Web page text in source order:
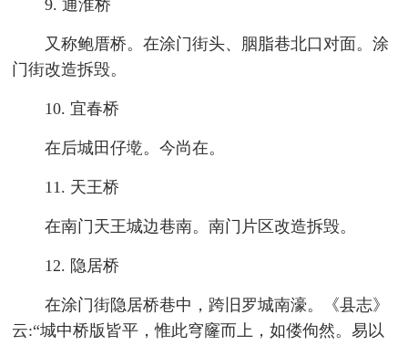
9. 通淮桥
又称鲍厝桥。在涂门街头、胭脂巷北口对面。涂
门街改造拆毁。
10. 宜春桥
在后城田仔墘。今尚在。
11. 天王桥
在南门天王城边巷南。南门片区改造拆毁。
12. 隐居桥
在涂门街隐居桥巷中，跨旧罗城南濠。《县志》
云:“城中桥版皆平，惟此穹窿而上，如偻佝然。易以